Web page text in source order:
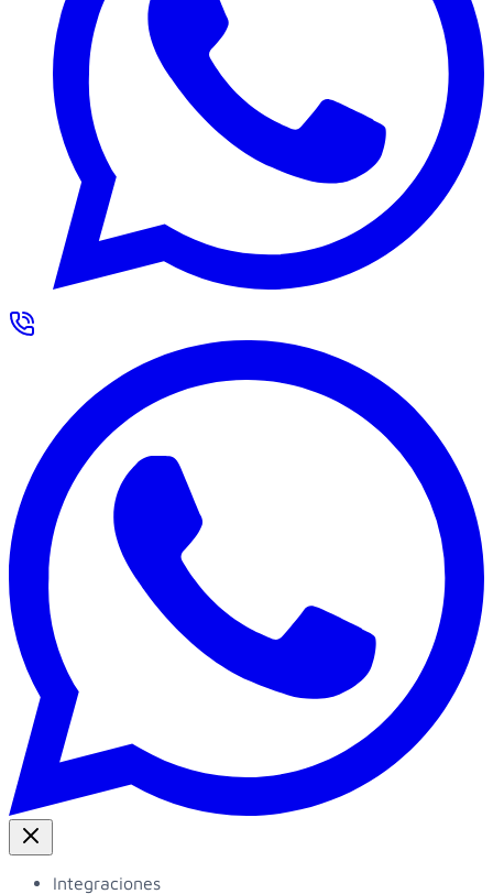
Integraciones